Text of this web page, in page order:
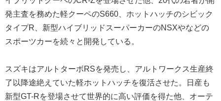
発主査を務めた軽クーペのS660、ホットハッチのシビック
タイプR、新型ハイブリッドスーパーカーのNSXやなどの
スポーツカーを続々と開発している。
スズキはアルトターボRSを発売し、アルトワークス生産終
了以降途絶えていた軽ホットハッチを復活させた。日産も
新型GT-Rを登場させて世界的に高い評価を得た他、オーテ